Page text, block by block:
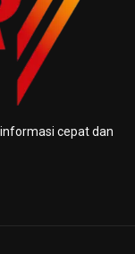
cepat dan